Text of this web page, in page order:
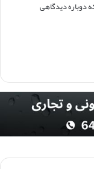
دوباره دیدگاهی